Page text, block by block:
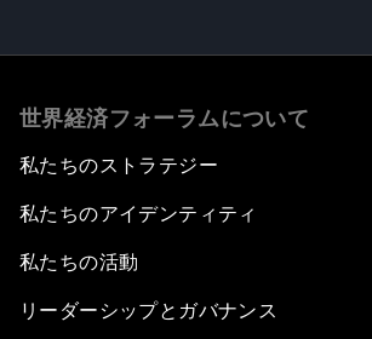
世界経済フォーラムについて
私たちのストラテジー
私たちのアイデンティティ
私たちの活動
リーダーシップとガバナンス